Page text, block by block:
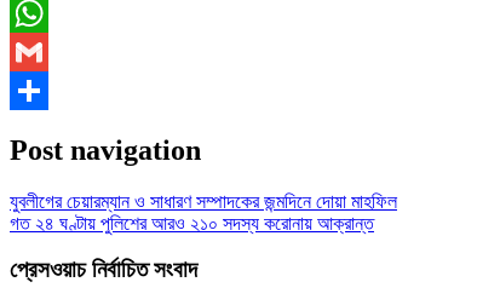
Messenger
WhatsApp
Gmail
Post navigation
যুবলীগের চেয়ারম্যান ও সাধারণ সম্পাদকের জন্মদিনে দোয়া মাহফিল
গত ২৪ ঘণ্টায় পুলিশের আরও ২১০ সদস্য করোনায় আক্রান্ত
প্রেসওয়াচ নির্বাচিত সংবাদ